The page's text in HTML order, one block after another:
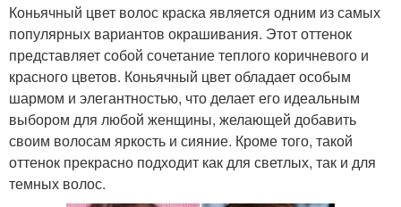
Коньячный цвет волос краска является одним из самых
популярных вариантов окрашивания. Этот оттенок
представляет собой сочетание теплого коричневого и
красного цветов. Коньячный цвет обладает особым
шармом и элегантностью, что делает его идеальным
выбором для любой женщины, желающей добавить
своим волосам яркость и сияние. Кроме того, такой
оттенок прекрасно подходит как для светлых, так и для
темных волос.